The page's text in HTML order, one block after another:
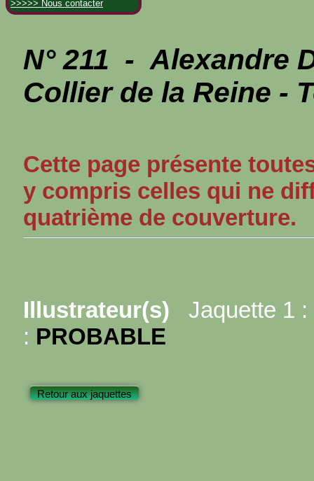
>>>>> Nous contacter
N° 211 - Alexandre
Collier de la Reine -
Cette page présente
y compris celles qui ne
quatrième de couverture.
Illustrateur(s) Jaquette 1 :
: PROBABLE
Retour aux jaquettes